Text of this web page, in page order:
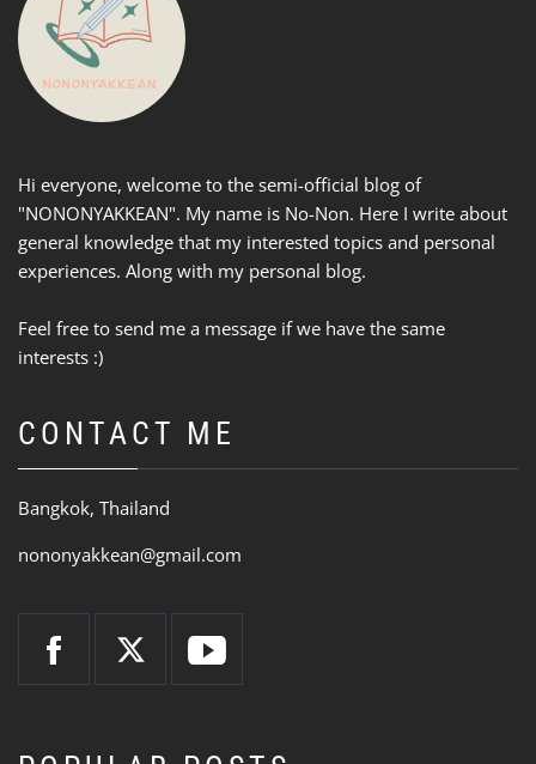
Hi everyone, welcome to the semi-official blog of
"NONONYAKKEAN". My name is No-Non. Here I write about
general knowledge that my interested topics and personal
experiences. Along with my personal blog.
Feel free to send me a message if we have the same
interests :)
CONTACT ME
Bangkok, Thailand
nononyakkean@gmail.com